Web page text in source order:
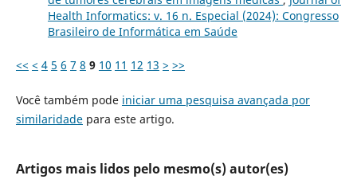
Health Informatics: v. 16 n. Especial (2024): Congresso
Brasileiro de Informática em Saúde
<< < 4 5 6 7 8 9 10 11 12 13 > >>
Você também pode iniciar uma pesquisa avançada por
similaridadepara este artigo.
Artigos mais lidos pelo mesmo(s) autor(es)